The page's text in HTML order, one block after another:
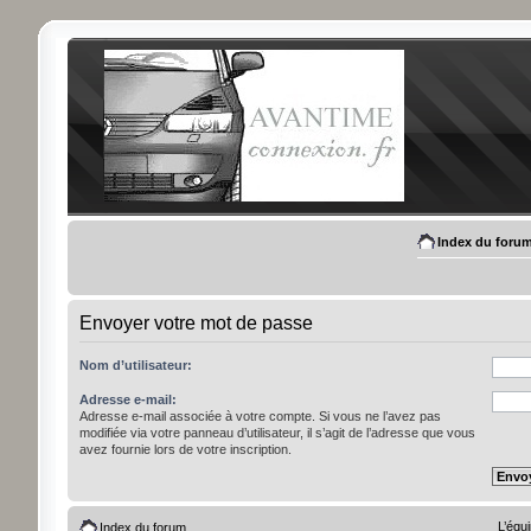
Index du
Envoyer votre mot de passe
Nom d’utilisateur:
Adresse e-mail:
Adresse e-mail associée à votre compte. Si vous ne l’avez pas
modifiée via votre panneau d’utilisateur, il s’agit de l’adresse que vous
avez fournie lors de votre inscription.
Index du forum